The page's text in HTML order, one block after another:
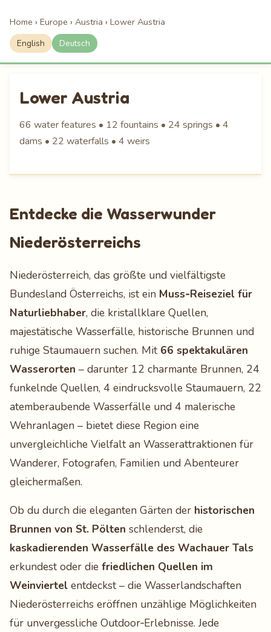
Home › Europe › Austria › Lower Austria
English Deutsch
Lower Austria
66 water features • 12 fountains • 24 springs • 4
dams • 22 waterfalls • 4 weirs
Entdecke die Wasserwunder
Niederösterreichs
Niederösterreich, das größte und vielfältigste
Bundesland Österreichs, ist ein Muss‑Reiseziel für
Naturliebhaber, die kristallklare Quellen,
majestätische Wasserfälle, historische Brunnen und
ruhige Staumauern suchen. Mit 66 spektakulären
Wasserorten – darunter 12 charmante Brunnen, 24
funkelnde Quellen, 4 eindrucksvolle Staumauern, 22
atemberaubende Wasserfälle und 4 malerische
Wehranlagen – bietet diese Region eine
unvergleichliche Vielfalt an Wasserattraktionen für
Wanderer, Fotografen, Familien und Abenteurer
gleichermaßen.
Ob du durch die eleganten Gärten der historischen
Brunnen von St. Pölten schlenderst, die
kaskadierenden Wasserfälle des Wachauer Tals
erkundest oder die friedlichen Quellen im
Weinviertel entdeckst – die Wasserlandschaften
Niederösterreichs eröffnen unzählige Möglichkeiten
für unvergessliche Outdoor‑Erlebnisse. Jede